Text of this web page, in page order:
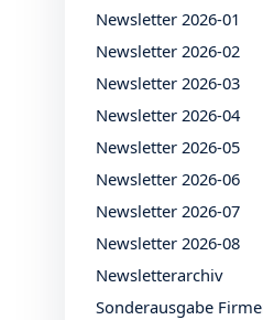
Newsletter 2026-01
Newsletter 2026-02
Newsletter 2026-03
Newsletter 2026-04
Newsletter 2026-05
Newsletter 2026-06
Newsletter 2026-07
Newsletter 2026-08
Newsletterarchiv
Sonderausgabe